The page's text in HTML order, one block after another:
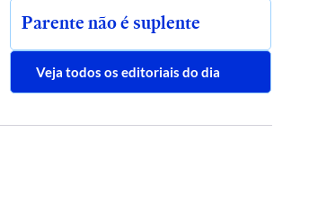
Parente não é suplente
Veja todos os editoriais do dia